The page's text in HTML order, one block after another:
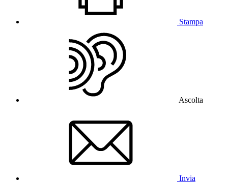
Stampa
Ascolta
Invia